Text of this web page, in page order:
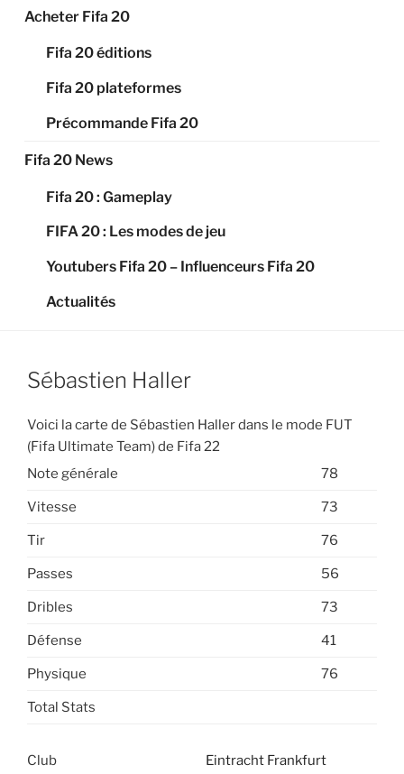
Acheter Fifa 20
Fifa 20 éditions
Fifa 20 plateformes
Précommande Fifa 20
Fifa 20 News
Fifa 20 : Gameplay
FIFA 20 : Les modes de jeu
Youtubers Fifa 20 – Influenceurs Fifa 20
Actualités
Sébastien Haller
Voici la carte de Sébastien Haller dans le mode FUT
(Fifa Ultimate Team) de Fifa 22
Note générale
78
Vitesse 73
Tir 76
Passes 56
Dribles 73
Défense 41
Physique 76
Total Stats
Club Eintracht Frankfurt